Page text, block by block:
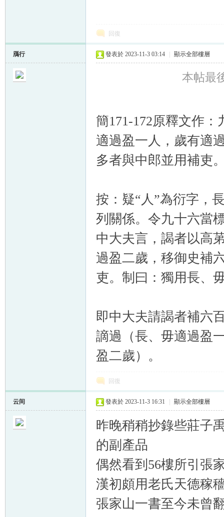
回復
鴈行 發表於 2023-11-3 03:14 顯示全部樓層
本帖最
簡171-172原釋文作
適過盈一人，歲有適
多者與中郎並用補吏
按：疑“人”為衍字，
列關係。令九十六當
中大夫言，謁者以高
過盈二歲，移御史補
吏。制曰：獨用長、
即中大夫請謁者補六
謫過（長、毋適過盈
盈二歲）。
回復
云间 發表於 2023-11-3 16:31 顯示全部樓層
昨晚稍稍抄錄些莊子
的副產品
偶然看到56樓所引張
漢初頗用老氏天德稼
張家山一書至今未曾